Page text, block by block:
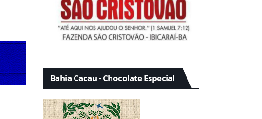
Bahia Cacau - Chocolate Especial